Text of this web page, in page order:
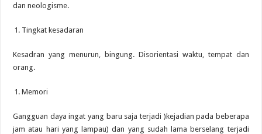
dan neologisme.
Tingkat kesadaran
Kesadran yang menurun, bingung. Disorientasi waktu, tempat dan
orang.
Memori
Gangguan daya ingat yang baru saja terjadi )kejadian pada beberapa
jam atau hari yang lampau) dan yang sudah lama berselang terjadi